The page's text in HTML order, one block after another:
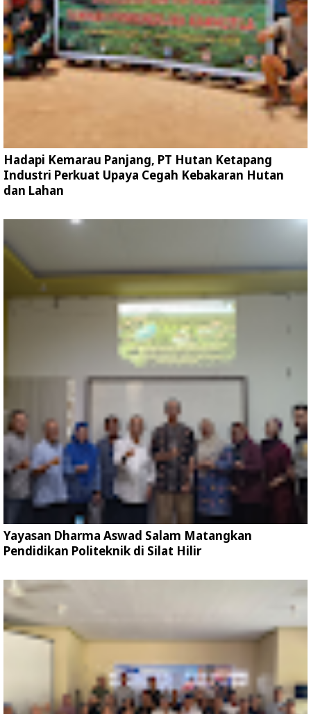
Hadapi Kemarau Panjang, PT Hutan Ketapang
Industri Perkuat Upaya Cegah Kebakaran Hutan
dan Lahan
Yayasan Dharma Aswad Salam Matangkan
Pendidikan Politeknik di Silat Hilir